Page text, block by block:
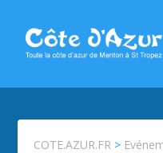
COTE.AZUR.FR >